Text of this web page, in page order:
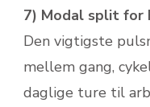
7) Modal split for
Den vigtigste
mellem gang,
daglige ture til